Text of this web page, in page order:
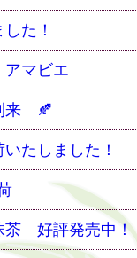
た！
マビエ
来 🍂
たしました！
茶 好評発売中！